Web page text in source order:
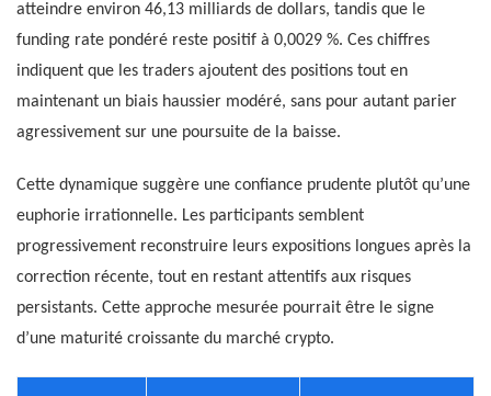
atteindre environ 46,13 milliards de dollars, tandis que le
funding rate pondéré reste positif à 0,0029 %. Ces chiffres
indiquent que les traders ajoutent des positions tout en
maintenant un biais haussier modéré, sans pour autant parier
agressivement sur une poursuite de la baisse.
Cette dynamique suggère une confiance prudente plutôt qu’une
euphorie irrationnelle. Les participants semblent
progressivement reconstruire leurs expositions longues après la
correction récente, tout en restant attentifs aux risques
persistants. Cette approche mesurée pourrait être le signe
d’une maturité croissante du marché crypto.